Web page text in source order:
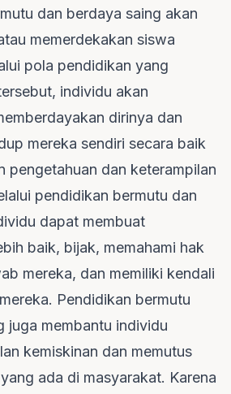
dan berdaya saing akan
memerdekakan siswa
pola pendidikan yang
individu akan
dirinya dan
mereka sendiri secara baik
pengetahuan dan keterampilan
pendidikan bermutu dan
dapat membuat
baik, bijak, memahami hak
mereka, dan memiliki kendali
Pendidikan bermutu
juga membantu individu
kemiskinan dan memutus
ada di masyarakat. Karena